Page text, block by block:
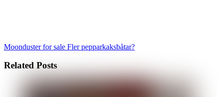
Moonduster for sale Fler pepparkaksbåtar?
Related Posts